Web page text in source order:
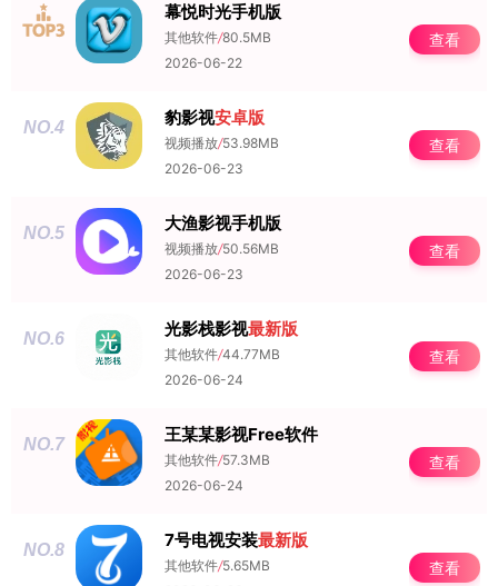
NO.3 幕悦时光手机版
其他软件/80.5MB
2026-06-22
查看
NO.4 豹影视安卓版
视频播放/53.98MB
2026-06-23
查看
NO.5 大渔影视手机版
视频播放/50.56MB
2026-06-23
查看
NO.6 光影栈影视最新版
其他软件/44.77MB
2026-06-24
查看
NO.7 王某某影视Free软件
其他软件/57.3MB
2026-06-24
查看
NO.8 7号电视安装最新版
其他软件/5.65MB
查看